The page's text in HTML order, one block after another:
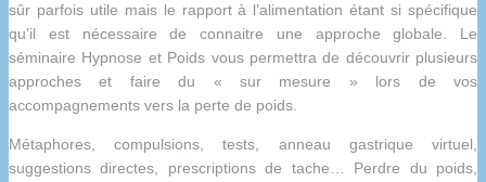
sûr parfois utile mais le rapport à l’alimentation étant si spécifique
qu’il est nécessaire de connaitre une approche globale. Le
séminaire Hypnose et Poids vous permettra de découvrir plusieurs
approches et faire du « sur mesure » lors de vos
accompagnements vers la perte de poids.
Métaphores, compulsions, tests, anneau gastrique virtuel,
suggestions directes, prescriptions de tache… Perdre du poids,